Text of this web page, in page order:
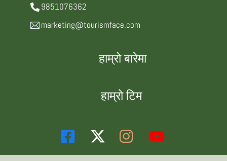
9851076362
marketing@tourismface.com
हाम्रो बारेमा
हाम्रो टिम